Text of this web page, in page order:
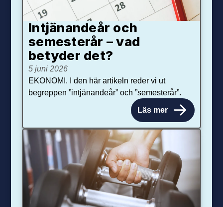
Intjänandeår och
semesterår – vad
betyder det?
5 juni 2026
EKONOMI. I den här artikeln reder vi ut
begreppen ”intjänandeår” och ”semesterår”.
Läs mer